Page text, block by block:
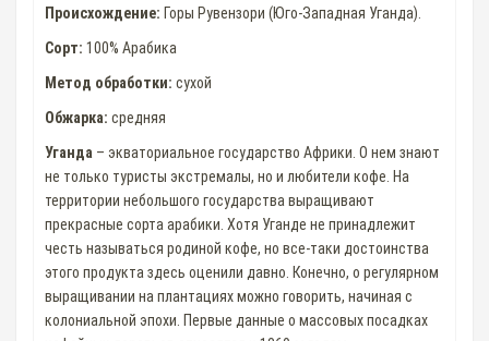
Происхождение: Горы Рувензори (Юго-Западная Уганда).
Сорт: 100% Арабика
Метод обработки: сухой
Обжарка: средняя
Уганда – экваториальное государство Африки. О нем знают
не только туристы экстремалы, но и любители кофе. На
территории небольшого государства выращивают
прекрасные сорта арабики. Хотя Уганде не принадлежит
честь называться родиной кофе, но все-таки достоинства
этого продукта здесь оценили давно. Конечно, о регулярном
выращивании на плантациях можно говорить, начиная с
колониальной эпохи. Первые данные о массовых посадках